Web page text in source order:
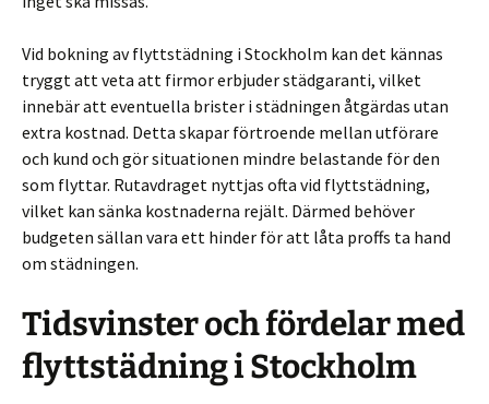
Vid bokning av flyttstädning i Stockholm kan det kännas
tryggt att veta att firmor erbjuder städgaranti, vilket
innebär att eventuella brister i städningen åtgärdas utan
extra kostnad. Detta skapar förtroende mellan utförare
och kund och gör situationen mindre belastande för den
som flyttar. Rutavdraget nyttjas ofta vid flyttstädning,
vilket kan sänka kostnaderna rejält. Därmed behöver
budgeten sällan vara ett hinder för att låta proffs ta hand
om städningen.
Tidsvinster och fördelar med
flyttstädning i Stockholm